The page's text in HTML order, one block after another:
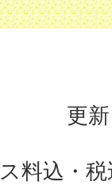
更
料込・